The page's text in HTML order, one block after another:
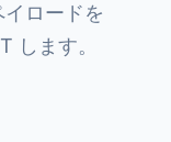
ロードを
ます。